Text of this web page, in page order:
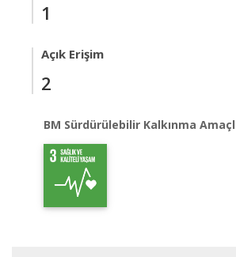
1
Açık Erişim
2
BM Sürdürülebilir Kalkınma